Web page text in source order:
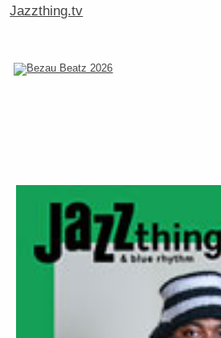
Jazzthing.tv